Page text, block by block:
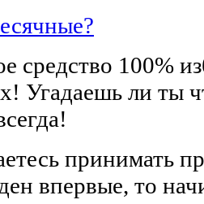
средство 100%
Угадаешь ли ты
принимать
впервые, то